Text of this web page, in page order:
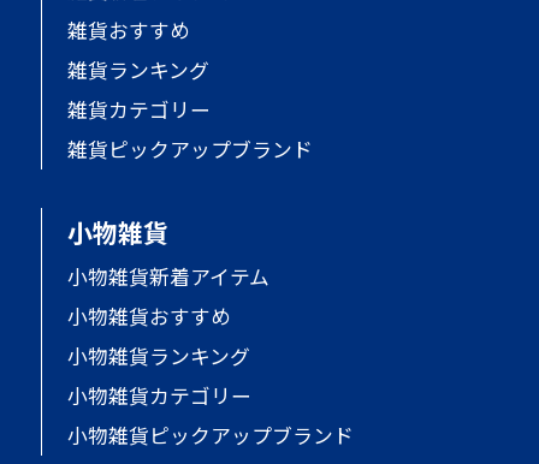
雑貨おすすめ
雑貨ランキング
雑貨カテゴリー
雑貨ピックアップブランド
小物雑貨
小物雑貨新着アイテム
小物雑貨おすすめ
小物雑貨ランキング
小物雑貨カテゴリー
小物雑貨ピックアップブランド